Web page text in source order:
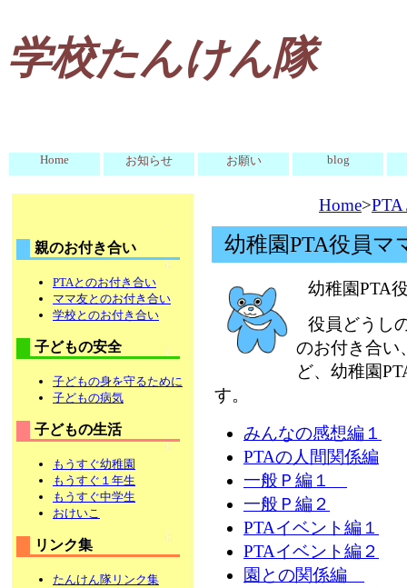
学校たんけん隊
Home お知らせ お願い blog
親のお付き合い
PTAとのお付き合い
ママ友とのお付き合い
学校とのお付き合い
子どもの安全
子どもの身を守るために
子どもの病気
子どもの生活
もうすぐ幼稚園
もうすぐ１年生
もうすぐ中学生
おけいこ
リンク集
たんけん隊リンク集
Home>
幼稚園PTA役員マ
幼稚園PTA
役員どうし
のお付き合い
ど、幼稚園
す。
みんなの感想編１
PTAの人間関係編
一般Ｐ編１
一般Ｐ編２
PTAイベント編１
PTAイベント編２
園との関係編